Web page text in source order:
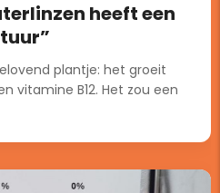
heeft een
plantje: het groeit
vitamine B12. Het zou een